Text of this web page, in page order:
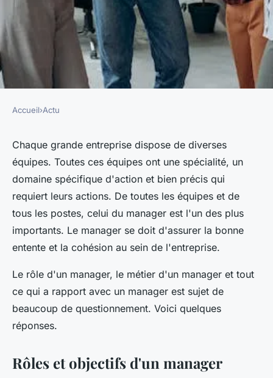
Quel est le rôle d'un manager
d'une entreprise ?
felicien•24 janvier 2023 4 min de lecture
Accueil›Actu
Chaque grande entreprise dispose de diverses
équipes. Toutes ces équipes ont une spécialité, un
domaine spécifique d'action et bien précis qui
requiert leurs actions. De toutes les équipes et de
tous les postes, celui du manager est l'un des plus
importants. Le manager se doit d'assurer la bonne
entente et la cohésion au sein de l'entreprise.
Le rôle d'un manager, le métier d'un manager et tout
ce qui a rapport avec un manager est sujet de
beaucoup de questionnement. Voici quelques
réponses.
Rôles et objectifs d'un manager